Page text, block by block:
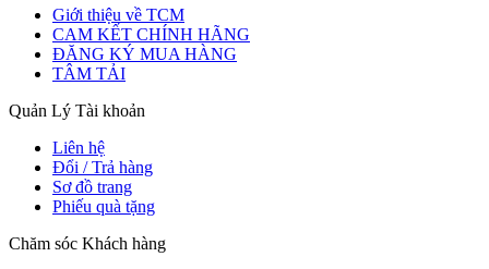
Giới thiệu về TCM
CAM KẾT CHÍNH HÃNG
ĐĂNG KÝ MUA HÀNG
TÂM TẢI
Quản Lý Tài khoản
Liên hệ
Đổi / Trả hàng
Sơ đồ trang
Phiếu quà tặng
Chăm sóc Khách hàng